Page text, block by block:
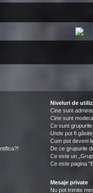
Niveluri de
Cine sunt
Cine sunt
Ce sunt
Unde pot fi
Cum pot deveni
De ce grupurile
Ce este un
Ce este pagina
Mesaje private
Nu pot trimite